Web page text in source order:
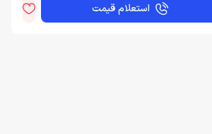
استعلام قیمت